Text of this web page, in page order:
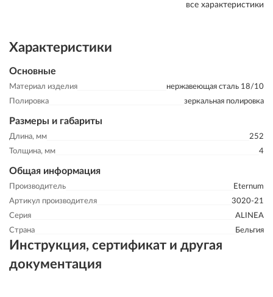
все характеристики
Характеристики
Основные
Материал изделия
нержавеющая сталь 18/10
Полировка
зеркальная полировка
Размеры и габариты
Длина, мм
252
Толщина, мм
4
Общая информация
Производитель
Eternum
Артикул производителя
3020-21
Серия
ALINEA
Страна
Бельгия
Инструкция, сертификат и другая
документация